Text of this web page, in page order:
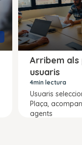
Arribem als
usuaris
4min lectura
Usuaris
Plaça,
agents